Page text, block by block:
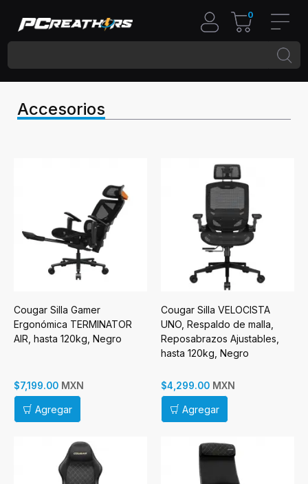
0
Accesorios
Cougar Silla Gamer
Ergonómica TERMINATOR
AIR, hasta 120kg, Negro
$7,199.00 MXN
Agregar
Cougar Silla VELOCISTA
UNO, Respaldo de malla,
Reposabrazos Ajustables,
hasta 120kg, Negro
$4,299.00 MXN
Agregar